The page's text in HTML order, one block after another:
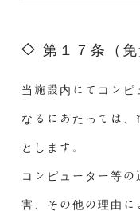
第１７条（免
当施設内にてコンピ
なるにあたっては、
とします。
コンピューター等
害、その他の理由に